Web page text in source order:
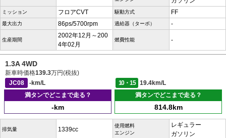
ミッション フロアCVT 駆動方式 FF
最大出力 86ps/5700rpm 過給器（ターボ） -
生産期間
2002年12月～200
4年02月
燃費性能 -
1.3A 4WD
新車時価格139.3万円(税抜)
JC08
-km/L 10・15
19.4km/L
満タンでどこまで走る？
-km
満タンでどこまで走る？
814.8km
排気量 1339cc
使用燃料
エンジン
レギュラー
ガソリン